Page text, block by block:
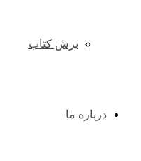
برش کتاب
درباره ما